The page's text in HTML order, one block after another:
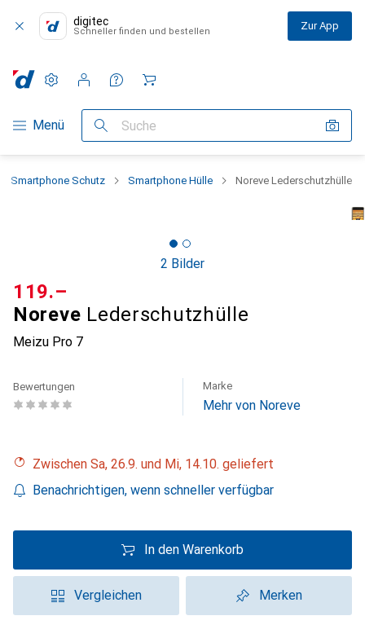
digitec
Schneller finden und bestellen Zur App
Navigation nach Kategorien
Menü Suche
Einstellungen
Kundenkonto
Vergleichslisten
Merklisten
Warenkorb
Smartphone Schutz Smartphone Hülle Noreve Lederschutzhülle
2 Bilder
Noreve Lederschutzhülle
Meizu Pro 7
CHF
119.–
Bewertungen Marke
Mehr von Noreve
Zwischen Sa, 26.9. und Mi, 14.10. geliefert
Benachrichtigen, wenn schneller verfügbar
In den Warenkorb
Vergleichen Merken